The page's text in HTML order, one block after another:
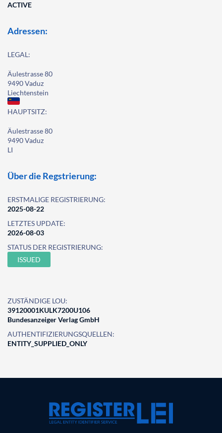
ACTIVE
Adressen:
LEGAL:
Äulestrasse 80
9490 Vaduz
Liechtenstein
HAUPTSITZ:
Äulestrasse 80
9490 Vaduz
LI
Über die Regstrierung:
ERSTMALIGE REGISTRIERUNG:
2025-08-22
LETZTES UPDATE:
2026-08-03
STATUS DER REGISTRIERUNG:
ISSUED
ZUSTÄNDIGE LOU:
39120001KULK7200U106
Bundesanzeiger Verlag GmbH
AUTHENTIFIZIERUNGSQUELLEN:
ENTITY_SUPPLIED_ONLY